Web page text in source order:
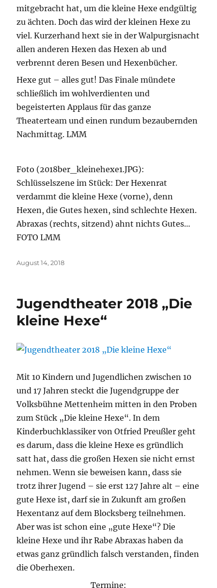
mitgebracht hat, um die kleine Hexe endgültig
zu ächten. Doch das wird der kleinen Hexe zu
viel. Kurzerhand hext sie in der Walpurgisnacht
allen anderen Hexen das Hexen ab und
verbrennt deren Besen und Hexenbücher.
Hexe gut – alles gut! Das Finale mündete
schließlich im wohlverdienten und
begeisterten Applaus für das ganze
Theaterteam und einen rundum bezaubernden
Nachmittag. LMM
Foto (2018ber_kleinehexe1.JPG):
Schlüsselszene im Stück: Der Hexenrat
verdammt die kleine Hexe (vorne), denn
Hexen, die Gutes hexen, sind schlechte Hexen.
Abraxas (rechts, sitzend) ahnt nichts Gutes…
FOTO LMM
Veröffentlicht
August 14, 2018
Jugendtheater 2018 „Die
kleine Hexe“
Mit 10 Kindern und Jugendlichen zwischen 10
und 17 Jahren steckt die Jugendgruppe der
Volksbühne Mettenheim mitten in den Proben
zum Stück „Die kleine Hexe“. In dem
Kinderbuchklassiker von Otfried Preußler geht
es darum, dass die kleine Hexe es gründlich
satt hat, dass die großen Hexen sie nicht ernst
nehmen. Wenn sie beweisen kann, dass sie
trotz ihrer Jugend – sie erst 127 Jahre alt – eine
gute Hexe ist, darf sie in Zukunft am großen
Hexentanz auf dem Blocksberg teilnehmen.
Aber was ist schon eine „gute Hexe“? Die
kleine Hexe und ihr Rabe Abraxas haben da
etwas ganz gründlich falsch verstanden, finden
die Oberhexen.
Termine: